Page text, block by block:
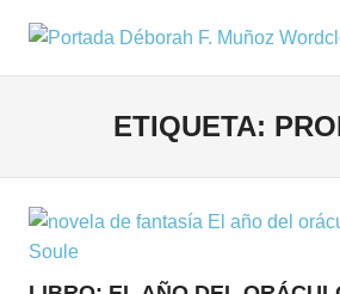
contenido
más
ETIQUETA: